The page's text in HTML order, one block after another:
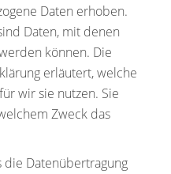
Daten erhoben.
Daten, mit denen
können. Die
erläutert, welche
wir sie nutzen. Sie
Zweck das
die Datenübertragung